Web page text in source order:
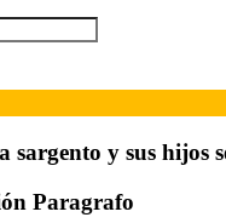
sargento y sus hijos
Paragrafo